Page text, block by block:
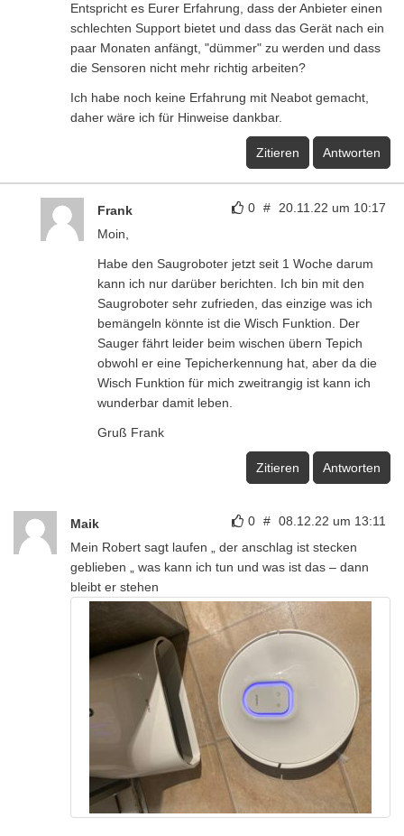
Entspricht es Eurer Erfahrung, dass der Anbieter einen
schlechten Support bietet und dass das Gerät nach ein
paar Monaten anfängt, "dümmer" zu werden und dass
die Sensoren nicht mehr richtig arbeiten?
Ich habe noch keine Erfahrung mit Neabot gemacht,
daher wäre ich für Hinweise dankbar.
Zitieren Antworten
0 # 20.11.22 um 10:17
Frank
Moin,
Habe den Saugroboter jetzt seit 1 Woche darum
kann ich nur darüber berichten. Ich bin mit den
Saugroboter sehr zufrieden, das einzige was ich
bemängeln könnte ist die Wisch Funktion. Der
Sauger fährt leider beim wischen übern Tepich
obwohl er eine Tepicherkennung hat, aber da die
Wisch Funktion für mich zweitrangig ist kann ich
wunderbar damit leben.
Gruß Frank
Zitieren Antworten
0 # 08.12.22 um 13:11
Maik
Mein Robert sagt laufen „ der anschlag ist stecken
geblieben „ was kann ich tun und was ist das – dann
bleibt er stehen